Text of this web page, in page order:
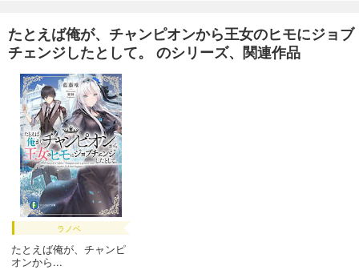
たとえば俺が、チャンピオンから王女のヒモにジョブ
チェンジしたとして。 のシリーズ、関連作品
ラノベ
たとえば俺が、チャンピ
オンから...